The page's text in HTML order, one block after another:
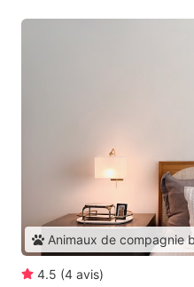
Animaux de compagnie
4.5 (4 avis)